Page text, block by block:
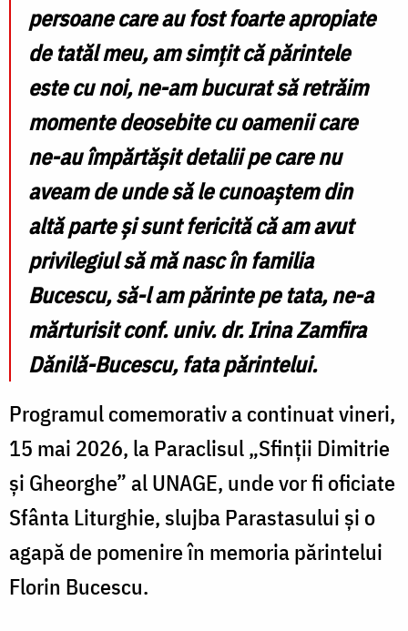
persoane care au fost foarte apropiate
de tatăl meu, am simțit că părintele
este cu noi, ne-am bucurat să retrăim
momente deosebite cu oamenii care
ne-au împărtășit detalii pe care nu
aveam de unde să le cunoaștem din
altă parte și sunt fericită că am avut
privilegiul să mă nasc în familia
Bucescu, să-l am părinte pe tata, ne-a
mărturisit conf. univ. dr. Irina Zamfira
Dănilă-Bucescu, fata părintelui.
Programul comemorativ a continuat vineri,
15 mai 2026, la Paraclisul „Sfinții Dimitrie
și Gheorghe” al UNAGE, unde vor fi oficiate
Sfânta Liturghie, slujba Parastasului și o
agapă de pomenire în memoria părintelui
Florin Bucescu.